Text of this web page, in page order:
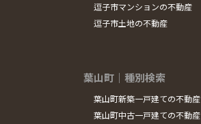
逗子市マンションの不動産
逗子市土地の不動産
葉山町｜種別検索
葉山町新築一戸建ての不動産
葉山町中古一戸建ての不動産